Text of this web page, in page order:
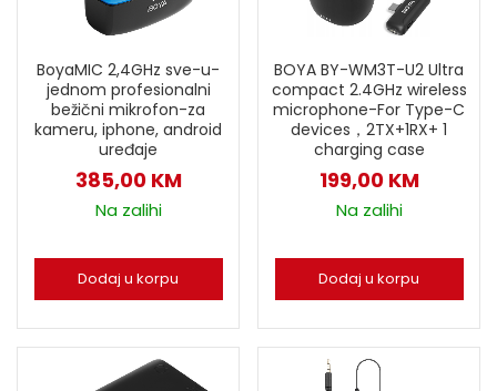
BoyaMIC 2,4GHz sve-u-
jednom profesionalni
bežični mikrofon-za
kameru, iphone, android
uređaje
385,00 KM
Na zalihi
Dodaj u korpu
BOYA BY-WM3T-U2 Ultra
compact 2.4GHz wireless
microphone-For Type-C
devices，2TX+1RX+ 1
charging case
199,00 KM
Na zalihi
Dodaj u korpu